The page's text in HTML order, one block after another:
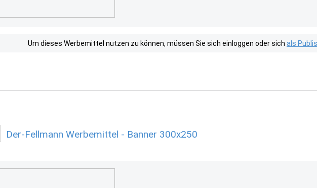
Um dieses Werbemittel nutzen zu können, müssen Sie sich einloggen oder sich als
Der-Fellmann Werbemittel - Banner 300x250